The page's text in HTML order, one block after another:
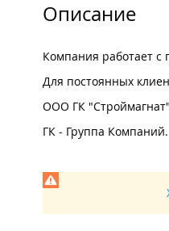
Описание
Компания работает с
Для постоянных
ООО ГК
ГК - Группа Компаний.